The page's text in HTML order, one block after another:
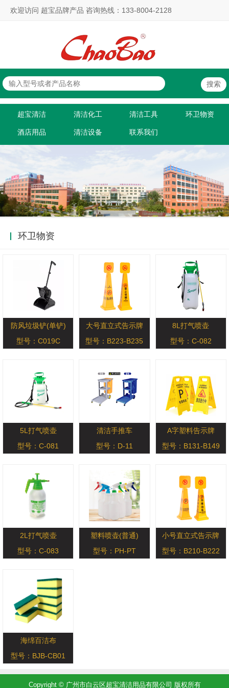
欢迎访问 超宝品牌产品 咨询热线：133-8004-2128
超宝清洁 清洁化工 清洁工具 环卫物资
酒店用品 清洁设备 联系我们
环卫物资
防风垃圾铲(单铲)
型号：C019C
大号直立式告示牌
型号：B223-B235
8L打气喷壶
型号：C-082
5L打气喷壶
型号：C-081
清洁手推车
型号：D-11
A字塑料告示牌
型号：B131-B149
2L打气喷壶
型号：C-083
塑料喷壶(普通)
型号：PH-PT
小号直立式告示牌
型号：B210-B222
海绵百洁布
型号：BJB-CB01
Copyright © 广州市白云区超宝清洁用品有限公司 版权所有